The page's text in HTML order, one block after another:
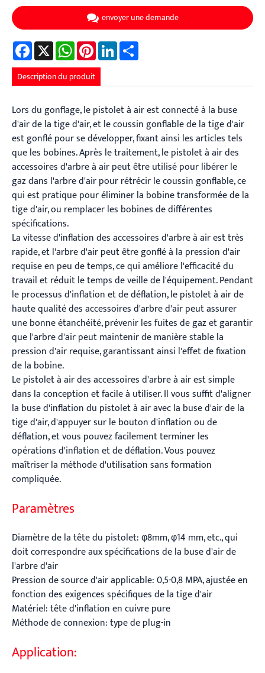
envoyer une demande
Facebook
X WhatsAppPinterestLinkedIn
Description du produit
Lors du gonflage, le pistolet à air est connecté à la buse
d'air de la tige d'air, et le coussin gonflable de la tige d'air
est gonflé pour se développer, fixant ainsi les articles tels
que les bobines. Après le traitement, le pistolet à air des
accessoires d'arbre à air peut être utilisé pour libérer le
gaz dans l'arbre d'air pour rétrécir le coussin gonflable, ce
qui est pratique pour éliminer la bobine transformée de la
tige d'air, ou remplacer les bobines de différentes
spécifications.
La vitesse d'inflation des accessoires d'arbre à air est très
rapide, et l'arbre d'air peut être gonflé à la pression d'air
requise en peu de temps, ce qui améliore l'efficacité du
travail et réduit le temps de veille de l'équipement. Pendant
le processus d'inflation et de déflation, le pistolet à air de
haute qualité des accessoires d'arbre d'air peut assurer
une bonne étanchéité, prévenir les fuites de gaz et garantir
que l'arbre d'air peut maintenir de manière stable la
pression d'air requise, garantissant ainsi l'effet de fixation
de la bobine.
Le pistolet à air des accessoires d'arbre à air est simple
dans la conception et facile à utiliser. Il vous suffit d'aligner
la buse d'inflation du pistolet à air avec la buse d'air de la
tige d'air, d'appuyer sur le bouton d'inflation ou de
déflation, et vous pouvez facilement terminer les
opérations d'inflation et de déflation. Vous pouvez
maîtriser la méthode d'utilisation sans formation
compliquée.
Paramètres
Diamètre de la tête du pistolet: φ8mm, φ14 mm, etc., qui
doit correspondre aux spécifications de la buse d'air de
l'arbre d'air
Pression de source d'air applicable: 0,5-0,8 MPA, ajustée en
fonction des exigences spécifiques de la tige d'air
Matériel: tête d'inflation en cuivre pure
Méthode de connexion: type de plug-in
Application: